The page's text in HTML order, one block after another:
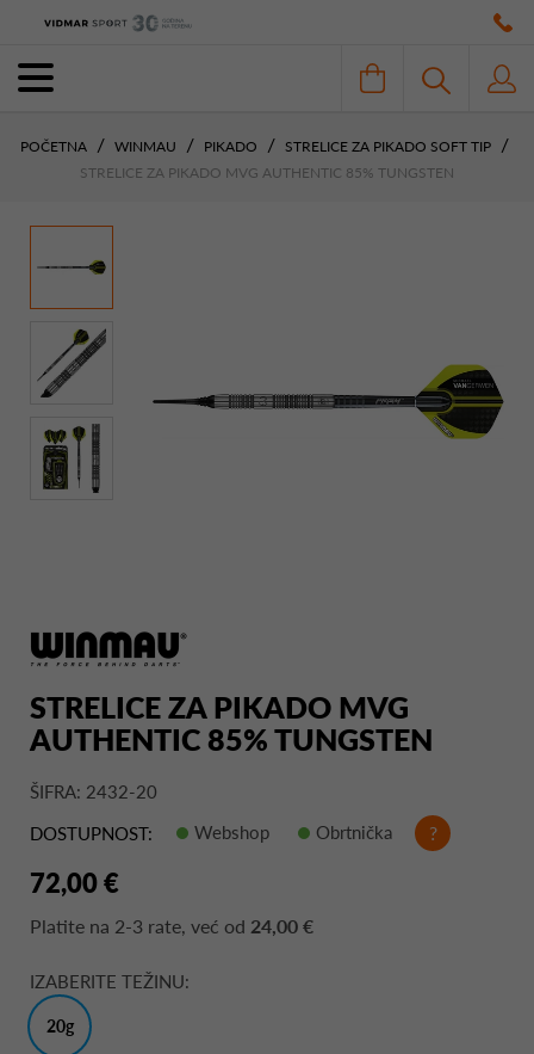
POČETNA WINMAU PIKADO
STRELICE ZA PIKADO SOFT TIP
STRELICE ZA PIKADO MVG AUTHENTIC 85% TUNGSTEN
STRELICE ZA PIKADO MVG
AUTHENTIC 85% TUNGSTEN
ŠIFRA: 2432-20
DOSTUPNOST:
Webshop Obrtnička ?
72,00 €
Platite na 2-3 rate, već od 24,00 €
IZABERITE TEŽINU:
20g